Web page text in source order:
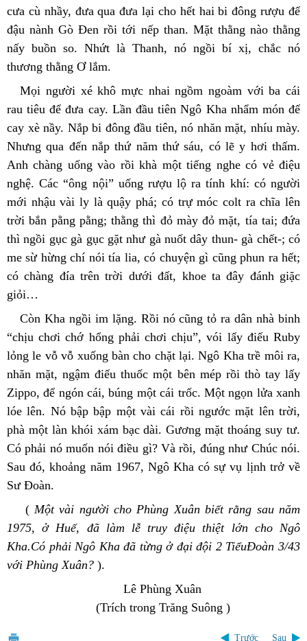
cưa cù nhầy, đưa qua đưa lại cho hết hai bi đông rượu đế
đậu nành Gò Đen rồi tới nếp than. Mặt thằng nào thằng
nấy buồn so. Nhứt là Thanh, nó ngồi bí xị, chắc nó
thương thằng Ơ lắm.
Mọi người xé khô mực nhai ngồm ngoàm với ba cái
rau tiêu để đưa cay. Lần đầu tiên Ngô Kha nhẩm món đế
cay xè nầy. Nắp bi đông đầu tiên, nó nhăn mặt, nhíu mày.
Nhưng qua đến nắp thứ năm thứ sáu, có lẽ y hơi thấm.
Anh chàng uống vào rồi khà một tiếng nghe có vẻ điệu
nghệ. Các “ông nội” uống rượu lộ ra tính khí: có người
mới nhậu vài ly là quậy phá; có trự móc colt ra chĩa lên
trời bắn pằng pằng; thằng thì đỏ mày đỏ mặt, tía tai; đứa
thì ngồi gục gà gục gặt như gà nuốt dây thun- gà chết-; có
me sừ hừng chí nói tía lia, có chuyện gì cũng phun ra hết;
có chàng đía trên trời dưới đất, khoe ta đây đánh giặc
giỏi…
Còn Kha ngồi im lặng. Rồi nó cũng tỏ ra dân nhà binh
“chịu chơi chớ hổng phải chơi chịu”, vói lấy điếu Ruby
lỏng le vỗ vỗ xuống bàn cho chặt lại. Ngô Kha trề môi ra,
nhăn mặt, ngậm điếu thuốc một bên mép rồi thò tay lấy
Zippo, để ngón cái, búng một cái trốc. Một ngọn lửa xanh
lóe lên. Nó bập bập một vài cái rồi ngước mặt lên trời,
phà một làn khói xám bạc dài. Gương mặt thoáng suy tư.
Có phải nó muốn nói điều gì? Và rồi, đúng như Chúc nói.
Sau đó, khoảng năm 1967, Ngô Kha có sự vụ lịnh trở về
Sư Đoàn.
( Một vài người cho Phùng Xuân biết rằng sau năm
1975, ở Huế, đã làm lễ truy điệu thiệt lớn cho Ngô
Kha.Có phải Ngô Kha đã từng ở đại đội 2 TiểuĐoàn 3/43
với Phùng Xuân? ).
Lê Phùng Xuân
(Trích trong Trăng Suông )
Trước Sau